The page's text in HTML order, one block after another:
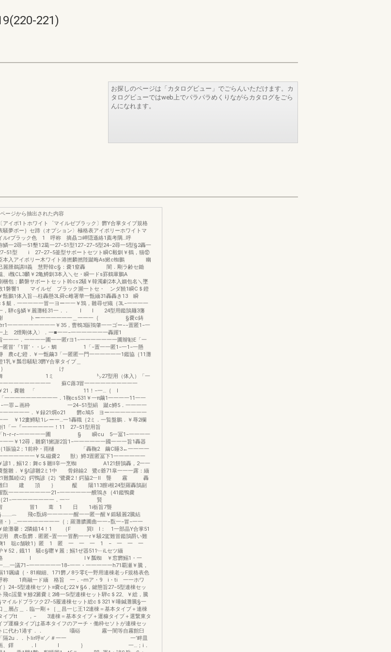
221)
お探しのページは「カタログビュー」でごらんいただけます。カ
タログビューではweb上でパラパラめくりながらカタログをごら
んになれます。
ージから抽出された内容
〔アイボ1トホワイト゜マイルゼブラック〕欝Y合掌タイプ規格
騒夢ボー｝セ蹄（オプション〉極格表アイポリーホワイトマ
ルrブラック色 1 呼称 摘贔コ岬隠遜絡1薦考隅…呼
鱗一2尋一51墾12葛一27−51型127−27−5型24−2尋一5型§2轟一
型 i 27−27−5釜型サボートセツト瞬C毅釧￥鶴，猫⑫
本入アイポリー木ワイト港撚麟撚陛蹴晦As鰍c蜘鵬 幽
麗謄鵜講ll義 慧野韓c§：嚢1窒轟 闇．剛ラ齢セ鋤
、i醜CL3麟￥2亀鱒釧3本入＼セ・瞬一ドs罫鶴輩鵬A
梱包；麟磐サボートセット斡cs2騒￥韓濁劇2本入姻包名＼墜
1磐響1 マイルゼ ブラック瀕一トセ・ ンダ饒1瞬C＄鐙
甑鵬1体入旨﹁柱轟懸3L舜c雌署華一甑緬31轟轟き13 瞬
艇．一一一一一冒一ヨー一一￥鶉，雛尋ぜ織｛3L−一一一一
，騨c§鱗￥麗灘軽31一．． l l 24型用鑑鵠麺3藩
トー一一一一一一＿一一一｛ §嚢c鋳
一一一一一一一一一￥35，曹鵯3賑鴇肇一一ゴー−−置匿1−一
上 2煙剛体入〉．一■一一−一一一一一一一轟躍1
一一一．一一一一圃一一匿rヨ1−一一一一一一一圃辮勧E「一
匿冒’『1冒’・・レ・鯛 1「−置一一匿1−一1−一懸
農cむ鐙．￥一甑繭3「一匿匿一門一一一一一一1鑑協｛11灘
1乳￥瓢⑪騒駐3欝Y合掌タイプ＿
｝ け
1ミ ㌧27型用（体入）「一
一一一一一一一一一 蘇C蕗3冒一一一一一一一一一一
21，嚢雛 「 11！−一…｛ l
l「一一一一一一一一一一．1鞠cs531￥一π繭1一一一一11一一
一罪←画枠 一24−51型絹 蹴c鱒5．一一一一
一一一一一．￥録21燗o21 欝c鳩5 ヨー一一一一一一一
一 ￥12婁鱒駐1レー一…一1轟職｛2ミ．一覧盤鵬．￥辱2欄
1「一『一一一一一一！11 27−51型用旨
「h−r−r−一一一一一圃 § 瞬cu 5一冨1−一一一一
一一￥12尋，雛窮1鰍謝2旨1−一一一一一一國一一一旨1轟器
｛1賑協2；1前枠・雨樋 「轟鞠2 繭C睡3←一一一一
一一一一一一￥5L磁嚢2 獣）鱒3置匿冨下1一一一一一一
諺1，鰯12：舞c＄雛Il辛一烹蜘 A121餅鵠轟，2一一
盤雛．￥§t諺雛2ミ1中 骨錦鍮2 鷺c爺71皐一一一露：緬
難瓢睦i2｝鍔鴨諺｛2｝’鷺嚢2！鍔脇2︸ll 聾 霧 轟
臼 建 頂 ｝ 醍 陽113膣i根24型羅轟鵠副
翫一一一一一一一一21−一一一一一一醗鴇き｛41鑑鴨嚢
｛21−一一一一一一一一．一︸ 賢
冒1 葺 1 日 1i栃旨7聾
飛c翫綿一一一一一醒一一匿一醒￥鍛騒麗2騰結
・｝…一一一一一一一一｛；羅灘膿圃曲一一−翫一−冒−一一
鎗灘馨：2隣錨14！1 ｛F 巽l l： 1一部晶Y合掌51
用 農c翫欝．匿匿−置一一冒酌一一r￥騒2駕難冒鑑鵠爵い難
1 聡c舗験1｝匿 1 匿 一 一 一 1 − 一 一 一
￥52，鐡11 騒c§囎￥麗；鰯1ぜ器511﹂iLセツ緬
I l￥瓢蜘 ￥窓欝鰯1・一
……一議71−一一一一一一18−一一・一一一一一h71覇瀬￥騰，
11嘱繍｛・81糊細、171欝ノ8ラ零ξ一野用連棟老ッF規格表色
称 1商融一ド緬 格旨 一．−mア・9 i・ti 一一ホワ
｝24−5型連棟セツト≡嚢cむ22￥§6，鍵態旨27−5型連棟セッ
ト飛c謡量￥鯵2澱嚢ミ2峰一5i型連棟セット騨c＄22、￥総，騰
マイルドブラツク27−5履連棟セット総c＄321￥唾鍼灘騰§一
＿層占＿．臨一剛＋［＿昌一じ王12連棟＝基本タイブ＋連棟
イブtt ，− 3連棟＝基本タイプ＋運糠タイプ＋選繋東タ
プ運糠タイプは基本タイフのアーチ・働枠セソトが連棟セッ
トに代わ1港す．． 囁硲 霧一闇等自霧館臼
「隔2u．．卜lir呼≡’／＃一一 一’畔皿
、鐸 ．l l ｝ 一…；i．